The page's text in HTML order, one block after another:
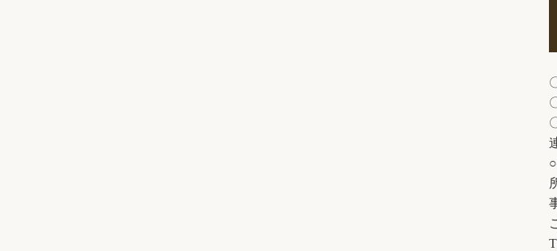
特注家具 2023年10/7～12/17 パナソニック汐留美術館「コスチュ
オフィスの改装工事をさせていただきました。ありがとうございま